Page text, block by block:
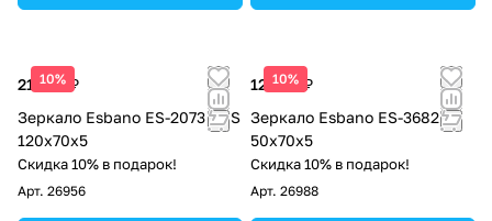
10%
21 760 ₽
Зеркало Esbano ES-2073 YDS
120х70х5
Скидка 10% в подарок!
Арт. 26956
10%
12 240 ₽
Зеркало Esbano ES-3682FD
50х70х5
Скидка 10% в подарок!
Арт. 26988